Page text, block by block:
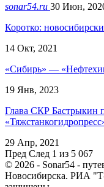
sonar54.ru 30 Июн,
Коротко:
14 Окт, 2021
«Сибирь» —
19 Янв, 2023
Глава СКР Бастрыкин
29 Апр, 2021
Пред След 1 из 5 067
© 2026 - Sonar54 -
Новосибирска. РИА